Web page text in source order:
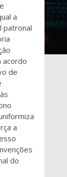
a
patronal
acordo
de
a
do